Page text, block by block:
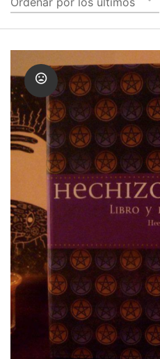
Amuletos Símbolos Celtas
Aromaterapia
Atrapa sueños
Bolas de Cristal
Brujas de Artesanía
Cofre de los Deseos
Diosas Celtas
Duendes
Feng Shui
Figuras Amuleto
Figuras Diosas Celtas
Flores de Bach